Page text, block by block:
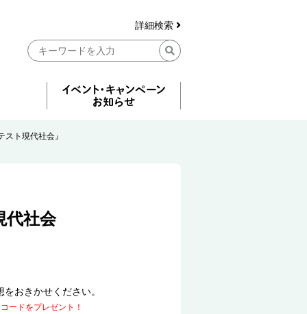
詳細検索
ト現代社会』
代社会
おきかせください。
ードをプレゼント！